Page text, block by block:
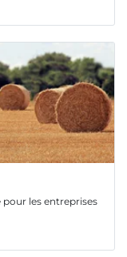
les entreprises